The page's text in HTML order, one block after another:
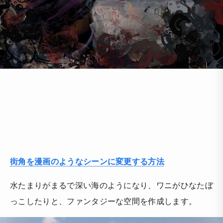
街角を漫画のようなシーンに変更する方法
水たまりがまるで深い海のようになり、ワニがひなたぼ
っこしたりと、ファンタジーな空間を作成します。